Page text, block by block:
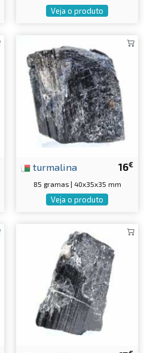
Veja o produto
16€
turmalina
85 gramas | 40x35x35 mm
Veja o produto